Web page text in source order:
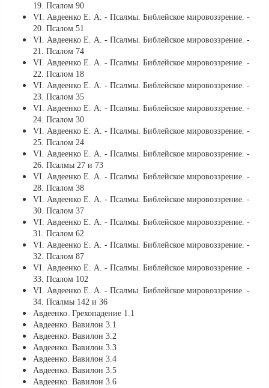
19. Псалом 90
VI. Авдеенко Е. А. - Псалмы. Библейское мировоззрение. -
20. Псалом 51
VI. Авдеенко Е. А. - Псалмы. Библейское мировоззрение. -
21. Псалом 74
VI. Авдеенко Е. А. - Псалмы. Библейское мировоззрение. -
22. Псалом 18
VI. Авдеенко Е. А. - Псалмы. Библейское мировоззрение. -
23. Псалом 35
VI. Авдеенко Е. А. - Псалмы. Библейское мировоззрение. -
24. Псалом 30
VI. Авдеенко Е. А. - Псалмы. Библейское мировоззрение. -
25. Псалом 24
VI. Авдеенко Е. А. - Псалмы. Библейское мировоззрение. -
26. Псалмы 27 и 73
VI. Авдеенко Е. А. - Псалмы. Библейское мировоззрение. -
28. Псалом 38
VI. Авдеенко Е. А. - Псалмы. Библейское мировоззрение. -
30. Псалом 37
VI. Авдеенко Е. А. - Псалмы. Библейское мировоззрение. -
31. Псалом 62
VI. Авдеенко Е. А. - Псалмы. Библейское мировоззрение. -
32. Псалом 87
VI. Авдеенко Е. А. - Псалмы. Библейское мировоззрение. -
33. Псалом 102
VI. Авдеенко Е. А. - Псалмы. Библейское мировоззрение. -
34. Псалмы 142 и 36
Авдеенко. Грехопадение 1.1
Авдеенко. Вавилон 3.1
Авдеенко. Вавилон 3.2
Авдеенко. Вавилон 3.3
Авдеенко. Вавилон 3.4
Авдеенко. Вавилон 3.5
Авдеенко. Вавилон 3.6